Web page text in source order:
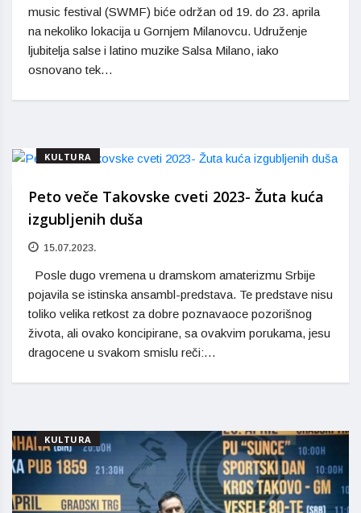
music festival (SWMF) biće održan od 19. do 23. aprila
na nekoliko lokacija u Gornjem Milanovcu. Udruženje
ljubitelja salse i latino muzike Salsa Milano, iako
osnovano tek…
KULTURA
Peto veče Takovske cveti 2023- Žuta kuća
izgubljenih duša
15.07.2023.
Posle dugo vremena u dramskom amaterizmu Srbije
pojavila se istinska ansambl-predstava. Te predstave nisu
toliko velika retkost za dobre poznavaoce pozorišnog
života, ali ovako koncipirane, sa ovakvim porukama, jesu
dragocene u svakom smislu reči:…
KULTURA